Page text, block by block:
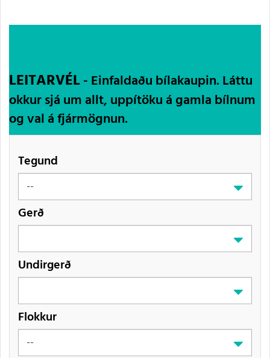
LEITARVÉL- Einfaldaðu bílakaupin. Láttu
okkur sjá um allt, uppítöku á gamla bílnum
og val á fjármögnun.
Tegund
Gerð
Undirgerð
Flokkur